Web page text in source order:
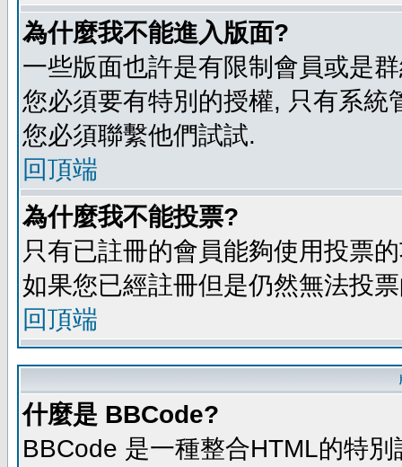
為什麼我不能進入版面?
一些版面也許是有限制會員或是
您必須要有特別的授權, 只有系
您必須聯繫他們試試.
回頂端
為什麼我不能投票?
只有已註冊的會員能夠使用投票
如果您已經註冊但是仍然無法投
回頂端
什麼是 BBCode?
BBCode 是一種整合HTML的特